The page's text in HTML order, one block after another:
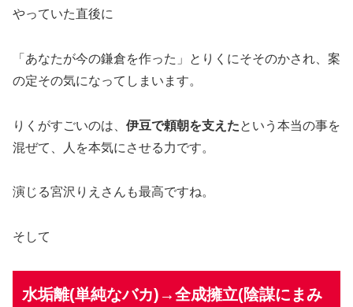
やっていた直後に
「あなたが今の鎌倉を作った」とりくにそそのかされ、案
の定その気になってしまいます。
りくがすごいのは、 伊豆で頼朝を支えたという本当の事を
混ぜて、人を本気にさせる力です。
演じる宮沢りえさんも最高ですね。
そして
水垢離(単純なバカ)→全成擁立(陰謀にまみ